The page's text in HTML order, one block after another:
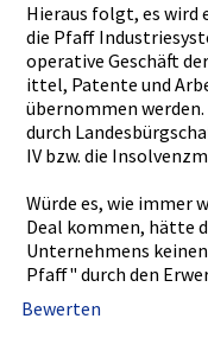
Hieraus folgt, es
die Pfaff
operative Geschäft
ittel, Patente und
übernommen­
durch
IV bzw. die
Würde es, wie immer
Deal­ kommen, hätte
Unternehme­ns
Pfaff" durch den
Bewerten